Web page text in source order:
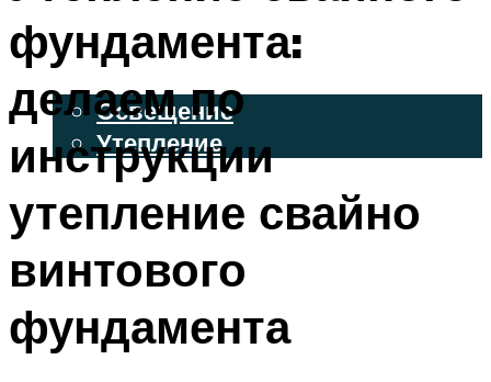
ОСВЕЩЕНИЕ И УТЕПЛЕНИЕ
Освещение
Утепление
ДЕКОР
МЕНЮ
фундамента:
делаем по
инструкции
утепление свайно
винтового
фундамента